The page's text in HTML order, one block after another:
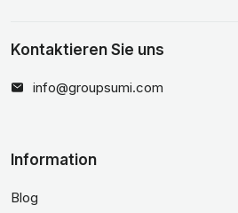
Kontaktieren Sie uns
info@groupsumi.com
Information
Blog